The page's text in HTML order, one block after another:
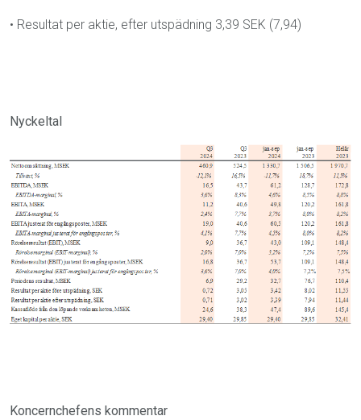
• Resultat per aktie, efter utspädning 3,39 SEK (7,94)
Nyckeltal
Koncernchefens kommentar